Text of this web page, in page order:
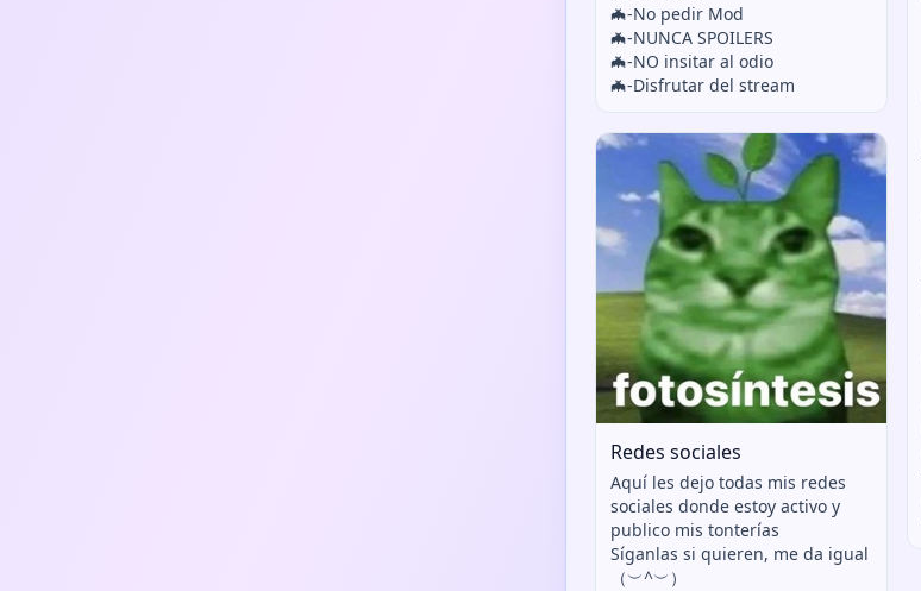
🦇-No pedir Mod
🦇-NUNCA SPOILERS
🦇-NO insitar al odio
🦇-Disfrutar del stream
Redes sociales
Aquí les dejo todas mis redes
sociales donde estoy activo y
publico mis tonterías
Síganlas si quieren, me da igual
（︶^︶）